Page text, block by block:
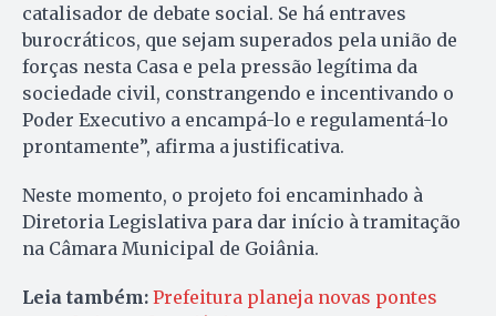
catalisador de debate social. Se há entraves
burocráticos, que sejam superados pela união de
forças nesta Casa e pela pressão legítima da
sociedade civil, constrangendo e incentivando o
Poder Executivo a encampá-lo e regulamentá-lo
prontamente”, afirma a justificativa.
Neste momento, o projeto foi encaminhado à
Diretoria Legislativa para dar início à tramitação
na Câmara Municipal de Goiânia.
Leia também: Prefeitura planeja novas pontes